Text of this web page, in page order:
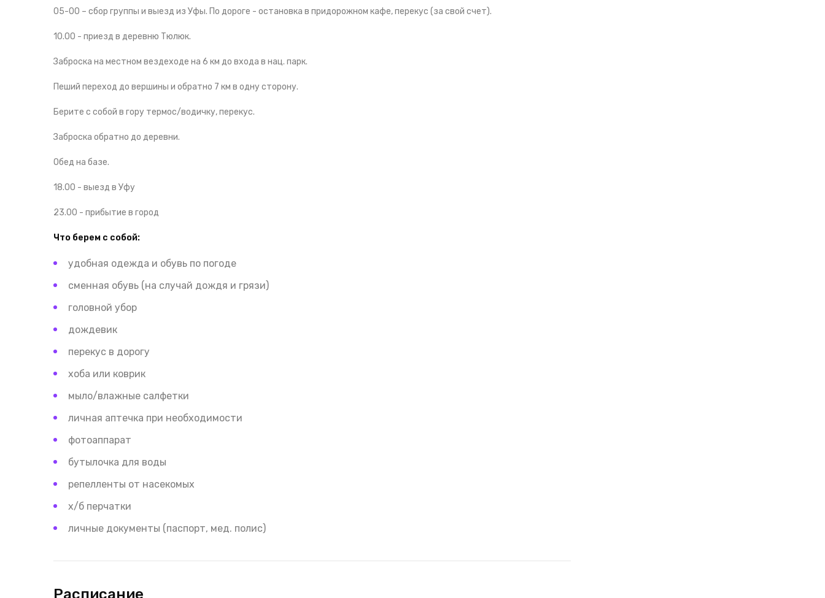
05-00 – сбор группы и выезд из Уфы. По дороге - остановка в придорожном кафе, перекус (за свой счет).
10.00 - приезд в деревню Тюлюк.
Заброска на местном вездеходе на 6 км до входа в нац. парк.
Пеший переход до вершины и обратно 7 км в одну сторону.
Берите с собой в гору термос/водичку, перекус.
Заброска обратно до деревни.
Обед на базе.
18.00 - выезд в Уфу
23.00 - прибытие в город
Что берем с собой:
удобная одежда и обувь по погоде
сменная обувь (на случай дождя и грязи)
головной убор
дождевик
перекус в дорогу
хоба или коврик
мыло/влажные салфетки
личная аптечка при необходимости
фотоаппарат
бутылочка для воды
репелленты от насекомых
х/б перчатки
личные документы (паспорт, мед. полис)
Расписание